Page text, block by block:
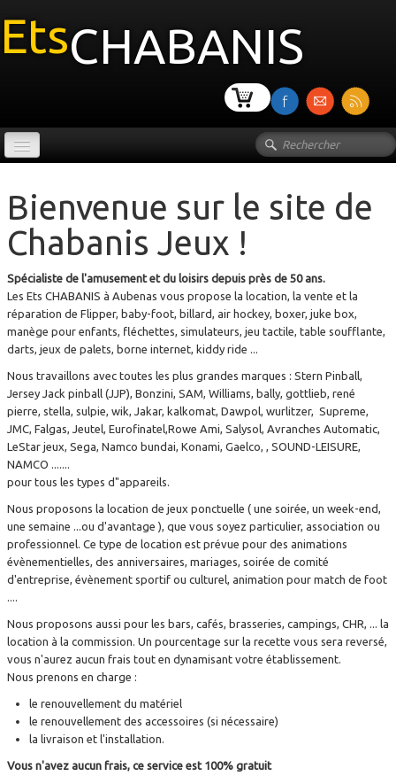
EtsCHABANIS
Accueil
TARIF LOCATION JEUX
FLIPPER▼
BABYFOOT ▼
AIR HOCKEY▼
BOXER - JEUX FORAINS▼
BILLARD
JEUX ARCADE ET SIMULATEUR
JEUX DIVERS▼
SERVICES ▼
CONTACT
Bienvenue sur le site de
Chabanis Jeux !
Spécialiste de l'amusement et du loisirs depuis près de 50 ans.
Les Ets CHABANIS à Aubenas vous propose la location, la vente et la
réparation de Flipper, baby-foot, billard, air hockey, boxer, juke box,
manège pour enfants, fléchettes, simulateurs, jeu tactile, table soufflante,
darts, jeux de palets, borne internet, kiddy ride ...
Nous travaillons avec toutes les plus grandes marques : Stern Pinball,
Jersey Jack pinball (JJP), Bonzini, SAM, Williams, bally, gottlieb, rené
pierre, stella, sulpie, wik, Jakar, kalkomat, Dawpol, wurlitzer, Supreme,
JMC, Falgas, Jeutel, Eurofinatel,Rowe Ami, Salysol, Avranches Automatic,
LeStar jeux, Sega, Namco bundai, Konami, Gaelco, , SOUND-LEISURE,
NAMCO .......
pour tous les types d"appareils.
Nous proposons la location de jeux ponctuelle ( une soirée, un week-end,
une semaine ...ou d'avantage ), que vous soyez particulier, association ou
professionnel. Ce type de location est prévue pour des animations
évènementielles, des anniversaires, mariages, soirée de comité
d'entreprise, évènement sportif ou culturel, animation pour match de foot
....
Nous proposons aussi pour les bars, cafés, brasseries, campings, CHR, ... la
location à la commission. Un pourcentage sur la recette vous sera reversé,
vous n'aurez aucun frais tout en dynamisant votre établissement.
Nous prenons en charge :
le renouvellement du matériel
le renouvellement des accessoires (si nécessaire)
la livraison et l'installation.
Vous n'avez aucun frais, ce service est 100% gratuit